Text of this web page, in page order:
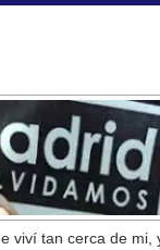
viví tan cerca de mi,